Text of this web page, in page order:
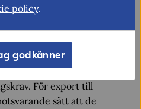
kommit överens om att
på jordbruks- och
Det innebär att
som importeras från
EU:s hälsoskyddsregler,
För export till
sätt att de
policy.
godkänner